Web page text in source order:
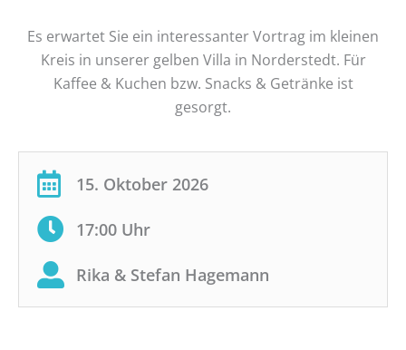
Es erwartet Sie ein interessanter Vortrag im kleinen
Kreis in unserer gelben Villa in Norderstedt. Für
Kaffee & Kuchen bzw. Snacks & Getränke ist
gesorgt.
15. Oktober 2026
17:00 Uhr
Rika & Stefan Hagemann